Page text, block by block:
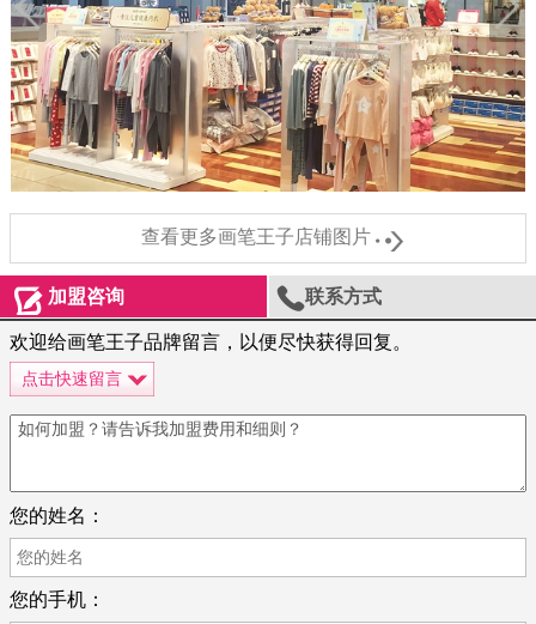
查看更多画笔王子店铺图片
加盟咨询 联系方式
欢迎给画笔王子品牌留言，以便尽快获得回复。
点击快速留言
您的姓名：
您的手机：